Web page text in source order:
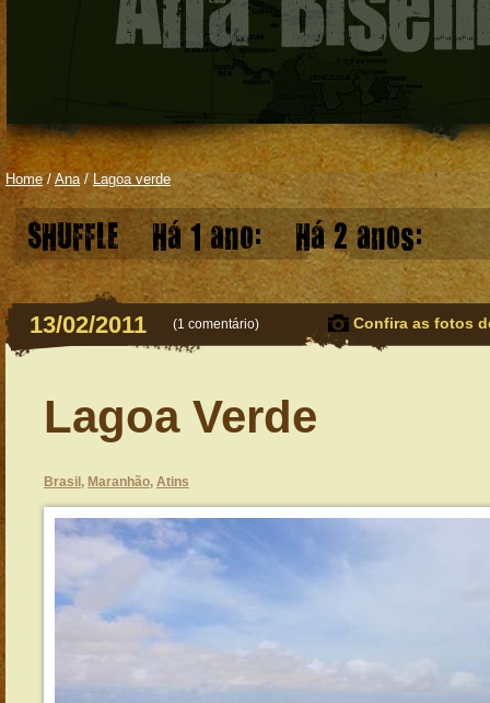
Home/ Ana/ Lagoa verde
SHUFFLE Há 1 ano: Há 2 anos:
13/02/2011 (1 comentário) Confira as fotos
Lagoa Verde
Brasil , Maranhão, Atins